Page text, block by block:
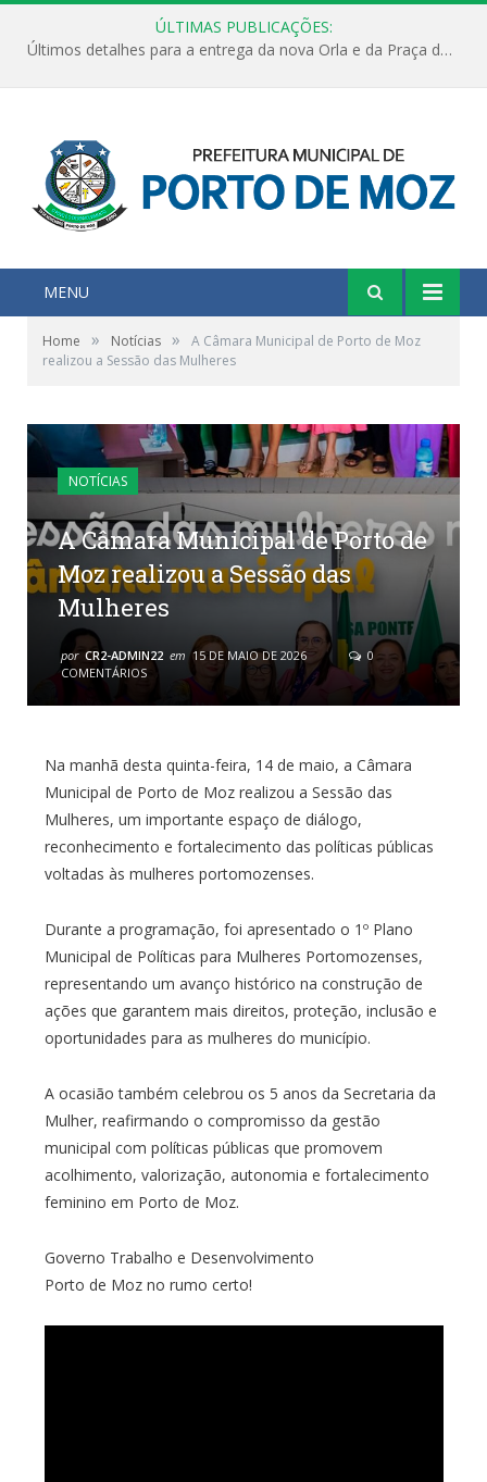
ÚLTIMAS PUBLICAÇÕES:
Últimos detalhes para a entrega da nova Orla e da Praça do Praião
MENU
Home » Notícias »
A Câmara Municipal de Porto de Moz
realizou a Sessão das Mulheres
NOTÍCIAS
A Câmara Municipal de Porto de
Moz realizou a Sessão das
Mulheres
por CR2-ADMIN22 em 15 DE MAIO DE 2026
0
COMENTÁRIOS
Na manhã desta quinta-feira, 14 de maio, a Câmara
Municipal de Porto de Moz realizou a Sessão das
Mulheres, um importante espaço de diálogo,
reconhecimento e fortalecimento das políticas públicas
voltadas às mulheres portomozenses.
Durante a programação, foi apresentado o 1º Plano
Municipal de Políticas para Mulheres Portomozenses,
representando um avanço histórico na construção de
ações que garantem mais direitos, proteção, inclusão e
oportunidades para as mulheres do município.
A ocasião também celebrou os 5 anos da Secretaria da
Mulher, reafirmando o compromisso da gestão
municipal com políticas públicas que promovem
acolhimento, valorização, autonomia e fortalecimento
feminino em Porto de Moz.
Governo Trabalho e Desenvolvimento
Porto de Moz no rumo certo!